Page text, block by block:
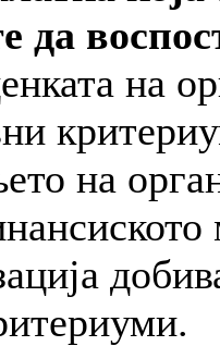
да
на
на